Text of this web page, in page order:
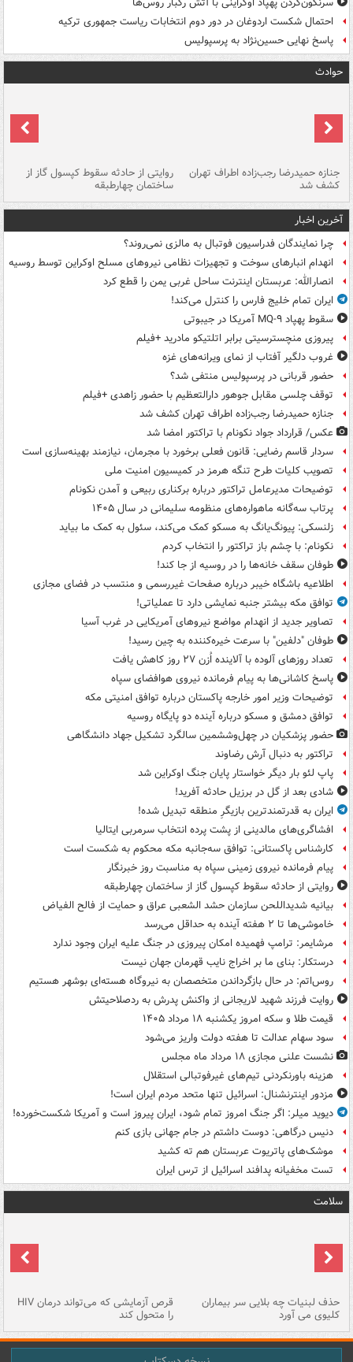
احتمال شکست اردوغان در دور دوم انتخابات ریاست جمهوری ترکیه
پاسخ نهایی حسین‌نژاد به پرسپولیس
حوادث
جنازه حمیدرضا رجب‌زاده اطراف تهران
کشف شد
روایتی از حادثه سقوط کپسول گاز از
ساختمان چهارطبقه
آخرین اخبار
چرا نمایندگان فدراسیون فوتبال به مالزی نمی‌روند؟
انهدام انبارهای سوخت و تجهیزات نظامی نیروهای مسلح اوکراین توسط روسیه
انصارالله: عربستان اینترنت ساحل غربی یمن را قطع کرد
ایران تمام خلیج فارس را کنترل می‌کند!
سقوط پهپاد MQ-۹ آمریکا در جیبوتی
پیروزی منچسترسیتی برابر اتلتیکو مادرید +فیلم
غروب دلگیر آفتاب از نمای ویرانه‌های غزه
حضور قربانی در پرسپولیس منتفی شد؟
توقف چلسی مقابل جوهور دارالتعظیم با حضور زاهدی +فیلم
جنازه حمیدرضا رجب‌زاده اطراف تهران کشف شد
عکس/ قرارداد جواد نکونام با تراکتور امضا شد
سردار قاسم رضایی: قانون فعلی برخورد با مجرمان، نیازمند بهینه‌سازی است
تصویب کلیات طرح تنگه هرمز در کمیسیون امنیت ملی
توضیحات مدیرعامل تراکتور درباره برکناری ربیعی و آمدن نکونام
پرتاب سه‌گانه ماهواره‌های منظومه سلیمانی در سال ۱۴۰۵
زلنسکی: پیونگ‌یانگ به مسکو کمک می‌کند، سئول به کمک ما بیاید
نکونام: با چشم باز تراکتور را انتخاب کردم
طوفان سقف خانه‌ها را در روسیه از جا ‌کند!
اطلاعیه باشگاه خیبر درباره صفحات غیررسمی و منتسب در فضای مجازی
توافق مکه بیشتر جنبه نمایشی دارد تا عملیاتی!
تصاویر جدید از انهدام مواضع نیروهای آمریکایی در غرب آسیا
طوفان "دلفین" با سرعت خیره‌کننده به چین رسید!
تعداد روزهای آلوده با آلاینده اُزن ۲۷ روز کاهش یافت
پاسخ کاشانی‌ها به پیام فرمانده نیروی هوافضای سپاه
توضیحات وزیر امور خارجه پاکستان درباره توافق امنیتی مکه
توافق دمشق و مسکو درباره آینده دو پایگاه روسیه
حضور پزشکیان در چهل‌وششمین سالگرد تشکیل جهاد دانشگاهی
تراکتور به دنبال آرش رضاوند
پاپ لئو بار دیگر خواستار پایان جنگ اوکراین شد
شادی بعد از گل در برزیل حادثه آفرید!
ایران به قدرتمندترین بازیگرِ منطقه تبدیل شده!
افشاگری‌های مالدینی از پشت پرده انتخاب سرمربی ایتالیا
کارشناس پاکستانی: توافق سه‌جانبه مکه محکوم به شکست است
پیام فرمانده نیروی زمینی سپاه به مناسبت روز خبرنگار
روایتی از حادثه سقوط کپسول گاز از ساختمان چهارطبقه
بیانیه شدیداللحن سازمان حشد الشعبی عراق و حمایت از فالح الفیاض
خاموشی‌ها تا ۲ هفته آینده به حداقل می‌رسد
مرشایمر: ترامپ فهمیده امکان پیروزی در جنگ علیه ایران وجود ندارد
درستکار: بنای ما بر اخراج نایب قهرمان جهان نیست
روس‌اتم: در حال بازگرداندن متخصصان به نیروگاه هسته‌ای بوشهر هستیم
روایت فرزند شهید لاریجانی از واکنش پدرش به ردصلاحیتش
قیمت طلا و سکه امروز یکشنبه ۱۸ مرداد ۱۴۰۵
سود سهام عدالت تا هفته دولت واریز می‌شود
نشست علنی مجازی ۱۸ مرداد ماه مجلس
هزینه باورنکردنی تیم‌های غیرفوتبالی استقلال
مزدور اینترنشنال: اسرائیل تنها متحد مردم ایران است!
دیوید میلر: اگر جنگ امروز تمام شود، ایران پیروز است و آمریکا شکست‌خورده!
دنیس درگاهی: دوست داشتم در جام جهانی بازی کنم
موشک‌های پاتریوت عربستان هم ته‌ کشید
تست مخفیانه پدافند اسرائیل از ترس ایران
سلامت
حذف لبنیات چه بلایی سر بیماران
کلیوی می آورد
قرص آزمایشی که می‌تواند درمان HIV
را متحول کند